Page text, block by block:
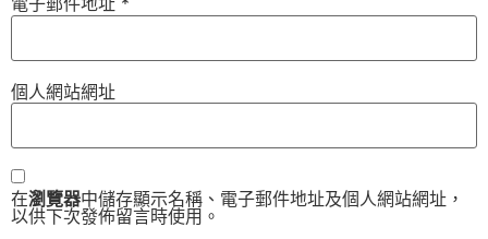
個人網站網址
在瀏覽器中儲存顯示名稱、電子郵件地址及個人網站網址，
以供下次發佈留言時使用。